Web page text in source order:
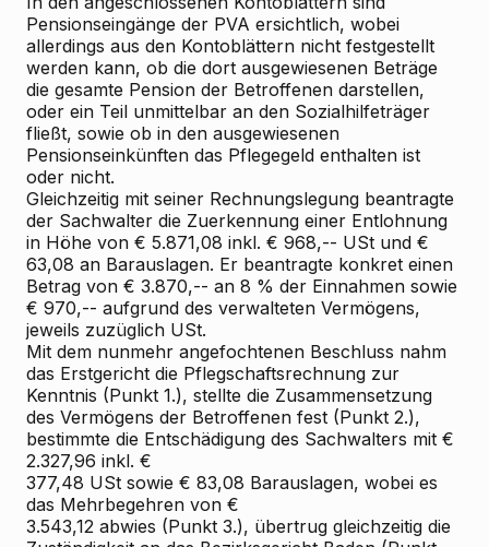
Pensionseingänge der PVA ersichtlich, wobei
allerdings aus den Kontoblättern nicht festgestellt
werden kann, ob die dort ausgewiesenen Beträge
die gesamte Pension der Betroffenen darstellen,
oder ein Teil unmittelbar an den Sozialhilfeträger
fließt, sowie ob in den ausgewiesenen
Pensionseinkünften das Pflegegeld enthalten ist
oder nicht.
Gleichzeitig mit seiner Rechnungslegung beantragte
der Sachwalter die Zuerkennung einer Entlohnung
in Höhe von € 5.871,08 inkl. € 968,-- USt und €
63,08 an Barauslagen. Er beantragte konkret einen
Betrag von € 3.870,-- an 8 % der Einnahmen sowie
€ 970,-- aufgrund des verwalteten Vermögens,
jeweils zuzüglich USt.
Mit dem nunmehr angefochtenen Beschluss nahm
das Erstgericht die Pflegschaftsrechnung zur
Kenntnis (Punkt 1.), stellte die Zusammensetzung
des Vermögens der Betroffenen fest (Punkt 2.),
bestimmte die Entschädigung des Sachwalters mit €
2.327,96 inkl. €
377,48 USt sowie € 83,08 Barauslagen, wobei es
das Mehrbegehren von €
3.543,12 abwies (Punkt 3.), übertrug gleichzeitig die